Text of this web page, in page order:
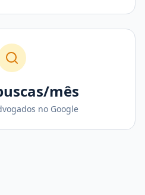
mês
no Google